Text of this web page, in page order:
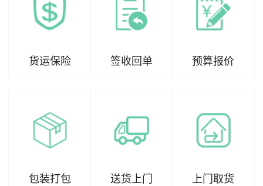
货运保险 签收回单 预算报价
包装打包 送货上门 上门取货